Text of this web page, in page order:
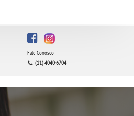
Fale Conosco
(11) 4040-6704